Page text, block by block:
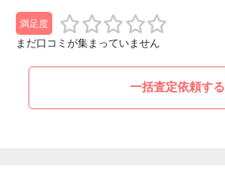
満足度
まだ口コミが集まっていません
一括査定依頼する